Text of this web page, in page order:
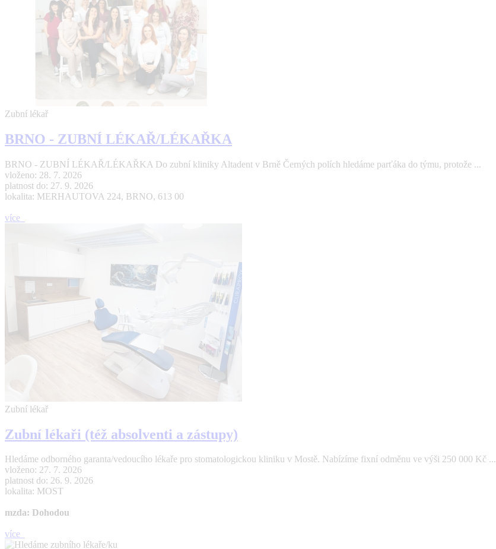
Zubní lékař
BRNO - ZUBNÍ LÉKAŘ/LÉKAŘKA
BRNO - ZUBNÍ LÉKAŘ/LÉKAŘKA Do zubní kliniky Altadent v Brně Černých polích hledáme parťáka do týmu, protože ...
vloženo: 28. 7. 2026
platnost do: 27. 9. 2026
lokalita: MERHAUTOVA 224, BRNO, 613 00
více
Zubní lékař
Zubní lékaři (též absolventi a zástupy)
Hledáme odborného garanta/vedoucího lékaře pro stomatologickou kliniku v Mostě. Nabízíme fixní odměnu ve výši 250 000 Kč ...
vloženo: 27. 7. 2026
platnost do: 26. 9. 2026
lokalita: MOST
mzda: Dohodou
více